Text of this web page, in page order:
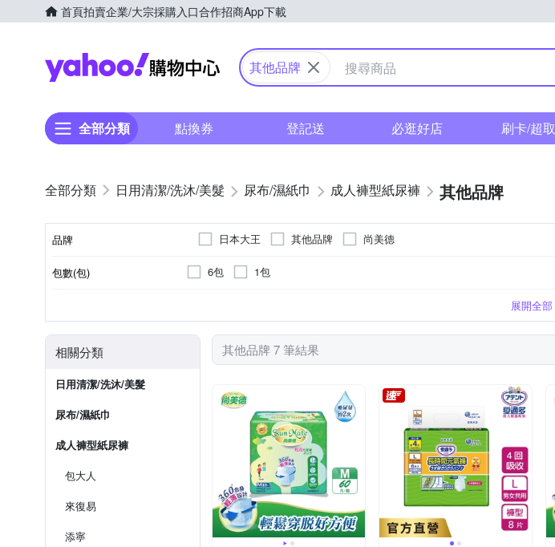
首頁拍賣企業/大宗採購入口合作招商App下載
Yahoo購物中心
其他品牌
全部分類 點換券 登記送 必逛好店 刷卡/超取
日用清潔/洗沐/美髮 尿布/濕紙巾 成人褲型紙尿褲 其他品牌
品牌 日本大王 其他品牌 尚美德
包數(包) 6包 1包
展開全部
相關分類
日用清潔/洗沐/美髮
尿布/濕紙巾
成人褲型紙尿褲
包大人
來復易
添寧
其他品牌 7 筆結果